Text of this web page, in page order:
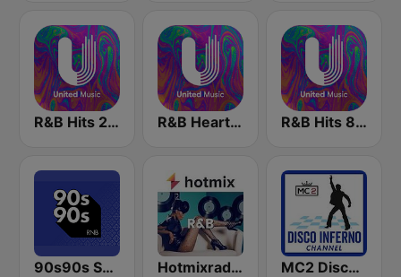
R&B Hits 2000 - United Music R&B Heart - United Music R&B Hits 80 - United Music
90s90s Soul & R&B Hotmixradio R&B MC2 Disco Inferno Channel